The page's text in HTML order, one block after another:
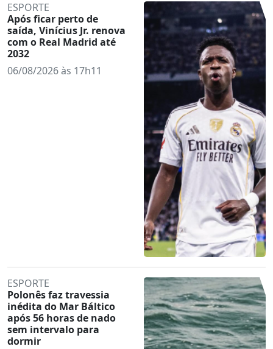
ESPORTE
Após ficar perto de
saída, Vinícius Jr. renova
com o Real Madrid até
2032
06/08/2026 às 17h11
ESPORTE
Polonês faz travessia
inédita do Mar Báltico
após 56 horas de nado
sem intervalo para
dormir